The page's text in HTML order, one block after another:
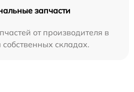
запчасти
от производителя в
складах.